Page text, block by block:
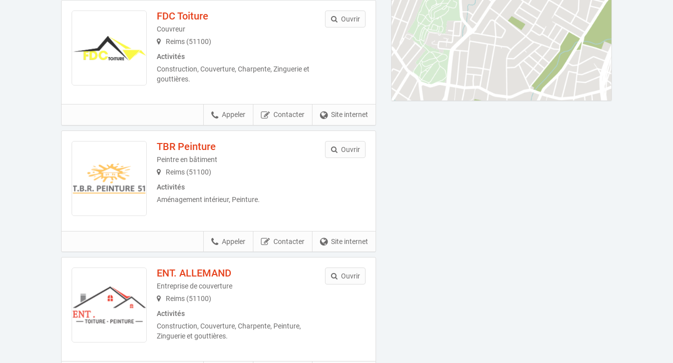
FDC Toiture
Couvreur
Reims (51100)
Activités
Construction, Couverture, Charpente, Zinguerie et
gouttières.
Ouvrir
Site internet
Contacter
Appeler
TBR Peinture
Peintre en bâtiment
Reims (51100)
Activités
Aménagement intérieur, Peinture.
Ouvrir
Site internet
Contacter
Appeler
ENT. ALLEMAND
Entreprise de couverture
Reims (51100)
Activités
Construction, Couverture, Charpente, Peinture,
Zinguerie et gouttières.
Ouvrir